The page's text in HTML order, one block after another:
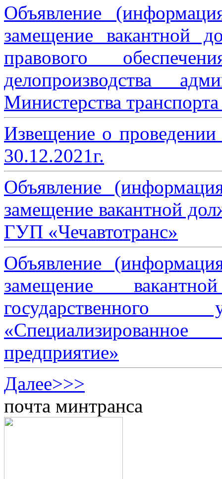
Объявление
замещение вакантной
правового
делопроизводства
Министерства
Извещение о
30.12.2021г.
Объявление
замещение вакантной
ГУП «Чечавтотранс»
Объявление
замещение
государственного
«Специализированное
предприятие»
Далее>>>
почта минтранса